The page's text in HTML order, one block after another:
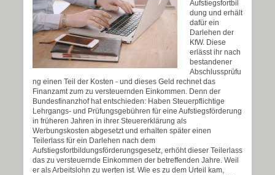
Aufstiegsfortbil
dung und erhält
dafür ein
Darlehen der
KfW. Diese
erlässt ihr nach
bestandener
Abschlussprüfu
ng einen Teil der Kosten - und dieses Geld rechnet das
Finanzamt zum zu versteuernden Einkommen. Denn der
Bundesfinanzhof hat entschieden: Haben Steuerpflichtige
Lehrgangs- und Prüfungsgebühren für eine Aufstiegsförderung
in früheren Jahren in ihrer Steuererklärung als
Werbungskosten abgesetzt und erhalten später einen
Teilerlass für ein Darlehen nach dem
Aufstiegsfortbildungsförderungsgesetz, erhöht dieser Teilerlass
das zu versteuernde Einkommen der betreffenden Jahre. Weil
er als Arbeitslohn zu werten ist. Wie es zu dem Urteil kam,